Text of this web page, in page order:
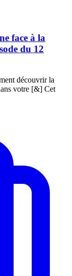
face à la
du 12
découvrir la
votre [&] Cet